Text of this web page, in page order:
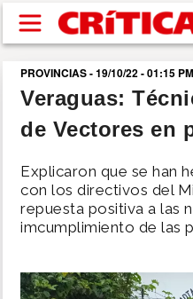
Pasar al contenido principal
buscar
SUCESOS
NACIONAL
POLÍTICA
SHOW
PROVINCIAS - 19/10/22 - 01:15 PM
Veraguas:
de Vectores en
Explicaron que se han
con los directivos del
repuesta positiva a las
imcumplimiento de las